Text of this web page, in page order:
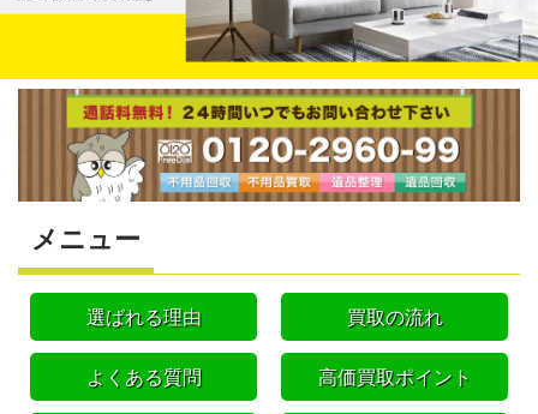
メニュー
選ばれる理由 買取の流れ
よくある質問 高価買取ポイント